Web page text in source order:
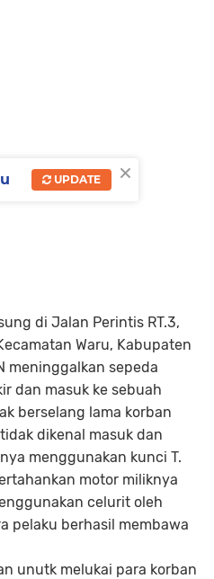
di Jalan Perintis RT.3,
Waru, Kabupaten
meninggalkan sepeda
dan masuk ke sebuah
berselang lama korban
dikenal masuk dan
menggunakan kunci T.
motor miliknya
celurit oleh
pelaku berhasil membawa
unutk melukai para korban
×
UPDATE